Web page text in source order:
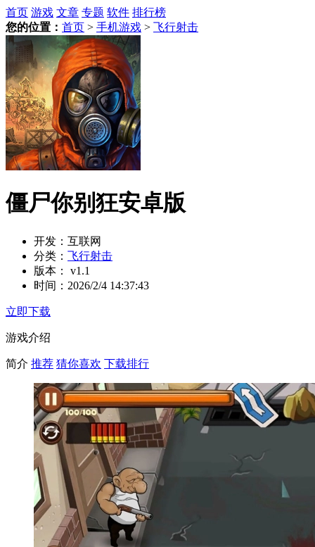
首页 游戏 文章 专题 软件 排行榜
您的位置： 首页 > 手机游戏 > 飞行射击
僵尸你别狂安卓版
开发： 互联网
分类： 飞行射击
版本：
v1.1
时间： 2026/2/4 14:37:43
立即下载
游戏介绍
简介 推荐 猜你喜欢 下载排行